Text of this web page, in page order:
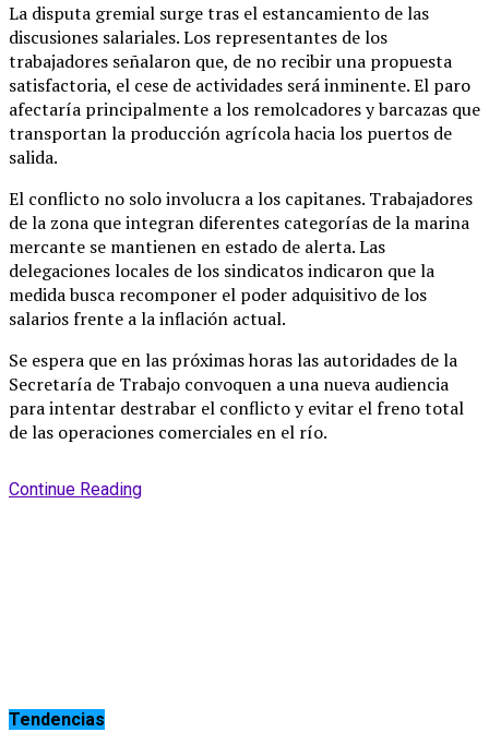
La disputa gremial surge tras el estancamiento de las
discusiones salariales. Los representantes de los
trabajadores señalaron que, de no recibir una propuesta
satisfactoria, el cese de actividades será inminente. El paro
afectaría principalmente a los remolcadores y barcazas que
transportan la producción agrícola hacia los puertos de
salida.
El conflicto no solo involucra a los capitanes. Trabajadores
de la zona que integran diferentes categorías de la marina
mercante se mantienen en estado de alerta. Las
delegaciones locales de los sindicatos indicaron que la
medida busca recomponer el poder adquisitivo de los
salarios frente a la inflación actual.
Se espera que en las próximas horas las autoridades de la
Secretaría de Trabajo convoquen a una nueva audiencia
para intentar destrabar el conflicto y evitar el freno total
de las operaciones comerciales en el río.
Continue Reading
Tendencias